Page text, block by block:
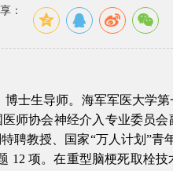
：
博士生导师。海军军医大学
师协会神经介入专业委员
聘教授、国家“万人计划”青
12 项。在重型脑梗死取栓